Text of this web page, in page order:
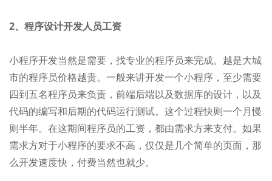
2、程序设计开发人员工资
小程序开发当然是需要，找专业的程序员来完成。越是大城
市的程序员价格越贵。一般来讲开发一个小程序，至少需要
四到五名程序员来负责，前端后端以及数据库的设计，以及
代码的编写和后期的代码运行测试。这个过程快则一个月慢
则半年。在这期间程序员的工资，都由需求方来支付。如果
需求方对于小程序的要求不高，仅仅是几个简单的页面，那
么开发速度快，付费当然也就少。